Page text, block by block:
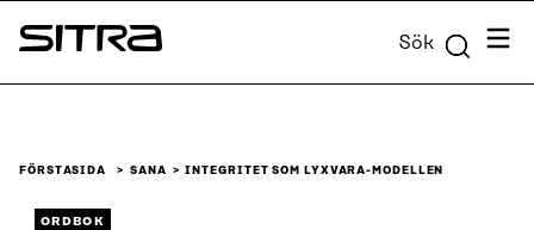
Skip to
content
Sitra Sök Meny
FÖRSTASIDA SANA INTEGRITET SOM LYXVARA-MODELLEN
ORDBOK